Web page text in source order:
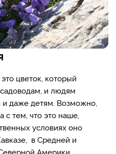
цветок, который
и людям
и даже детям. Возможно,
с тем, что это наше,
условиях оно
в Средней и
Америки.